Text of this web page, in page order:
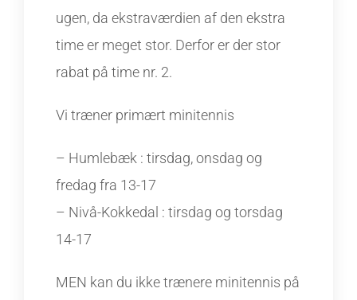
ugen, da ekstraværdien af den ekstra
time er meget stor. Derfor er der stor
rabat på time nr. 2.
Vi træner primært minitennis
– Humlebæk : tirsdag, onsdag og
fredag fra 13-17
– Nivå-Kokkedal : tirsdag og torsdag
14-17
MEN kan du ikke trænere minitennis på